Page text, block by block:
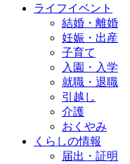
ライフイベント
結婚・離婚
妊娠・出産
子育て
入園・入学
就職・退職
引越し
介護
おくやみ
くらしの情報
届出・証明